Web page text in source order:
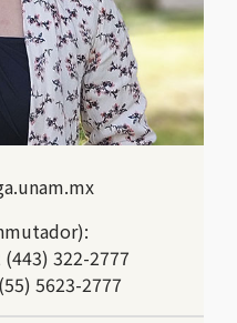
322-2777
5623-2777